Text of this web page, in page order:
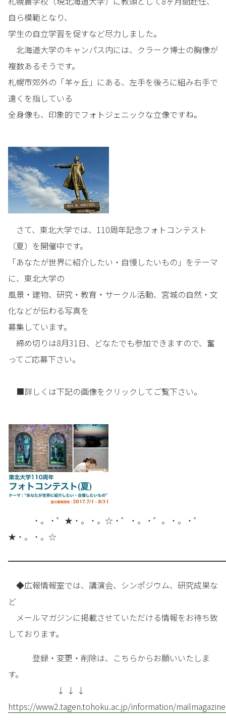
自ら模範となり、
学生の自立学習を促すなど尽力しました。
北海道大学のキャンパス内には、クラーク博士の胸像が
複数あるそうです。
札幌市郊外の「羊ヶ丘」にある、左手を後ろに組み右手で
遠くを指している
全身像も、印象的でフォトジェニックな立像ですね。
さて、東北大学では、110周年記念フォトコンテスト
（夏）を開催中です。
「あなたが世界に紹介したい・自慢したいもの」をテーマ
に、東北大学の
風景・建物、研究・教育・サークル活動、宮城の自然・文
化などが伝わる写真を
募集しています。
締め切りは8月31日、どなたでも参加できますので、奮
ってご応募下さい。
■詳しくは下記の画像をクリックしてご覧下さい。
・。・゜★・。・。☆・゜・。・゜。・。・゜
★・。・。☆
◆広報情報室では、講演会、シンポジウム、研究成果な
ど
メールマガジンに掲載させていただける情報をお待ち致
しております。
登録・変更・削除は、こちらからお願いいたしま
す。
↓ ↓ ↓
https://www2.tagen.tohoku.ac.jp/information/